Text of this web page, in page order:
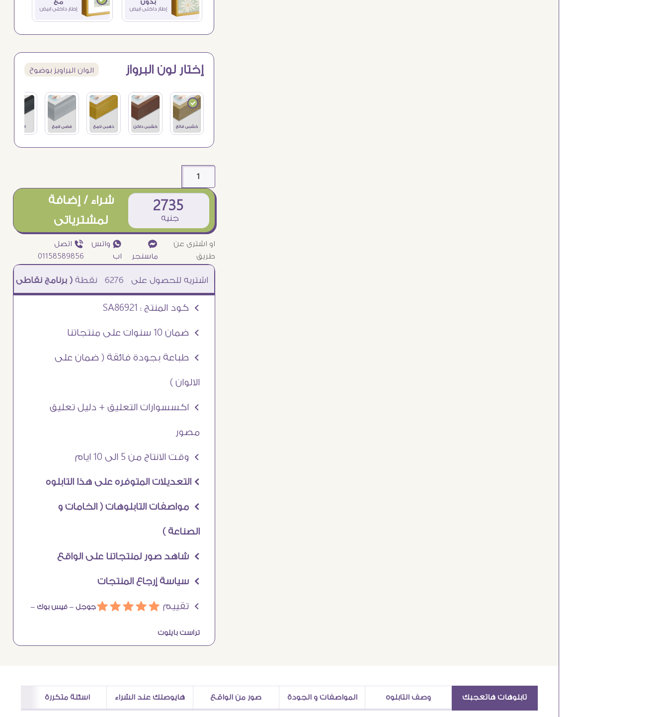
إختار لون البرواز الوان البراويز بوضوح
2735
جنيه
شراء / إضافة
لمشترياتى
او اشترى عن
طريق
¥
ماسنجر
₧ واتس
اب
ƒ اتصل
01158589856
6276 نقطة( برنامج نقاطى )à خصم 5% للعملاء الجدد à شحن مجانى عند الشراء ب 4000 جنيه à
Ö كود المنتج : SA86921
Ö ضمان 10 سنوات على منتجاتنا
Ö طباعة بجودة فائقة ( ضمان على
الالوان )
Ö اكسسوارات التعليق + دليل تعليق
مصور
Ö وقت الانتاج من 5 الى 10 ايام
Ö التعديلات المتوفره على هذا التابلوه
Ö مواصفات التابلوهات ( الخامات و
الصناعة )
Ö شاهد صور لمنتجاتنا على الواقع
Ö سياسة إرجاع المنتجات
Ö تقييم áááááجوجل – فيس بوك –
تراست بايلوت
تابلوهات هاتعجبك وصف التابلوه المواصفات و الجودة صور من الواقع هايوصلك عند الشراء اسئلة متكررة